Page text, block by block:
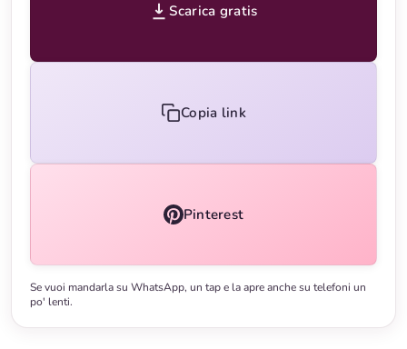
Scarica gratis
Copia link
Pinterest
Se vuoi mandarla su WhatsApp, un tap e la apre anche su telefoni un
po' lenti.